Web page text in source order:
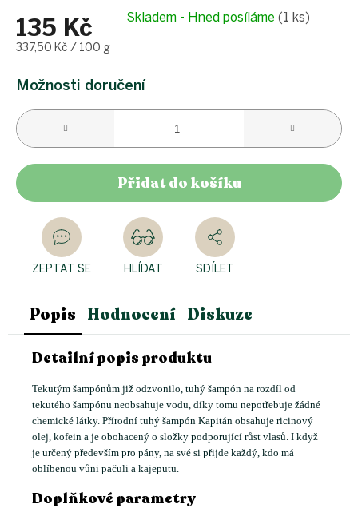
135 Kč
Měrná
337,50 Kč / 100 g
Skladem - Hned posíláme (1 ks)
Možnosti doručení
Přidat do košíku
ZEPTAT SE HLÍDAT SDÍLET
Popis Hodnocení Diskuze
Detailní popis produktu
Tekutým šampónům již odzvonilo, tuhý šampón na rozdíl od
tekutého šampónu neobsahuje vodu, díky tomu nepotřebuje žádné
chemické látky. Přírodní tuhý šampón Kapitán obsahuje ricinový
olej, kofein a je obohacený o složky podporující růst vlasů. I když
je určený především pro pány, na své si přijde každý, kdo má
oblíbenou vůni pačuli a kajeputu.
Doplňkové parametry